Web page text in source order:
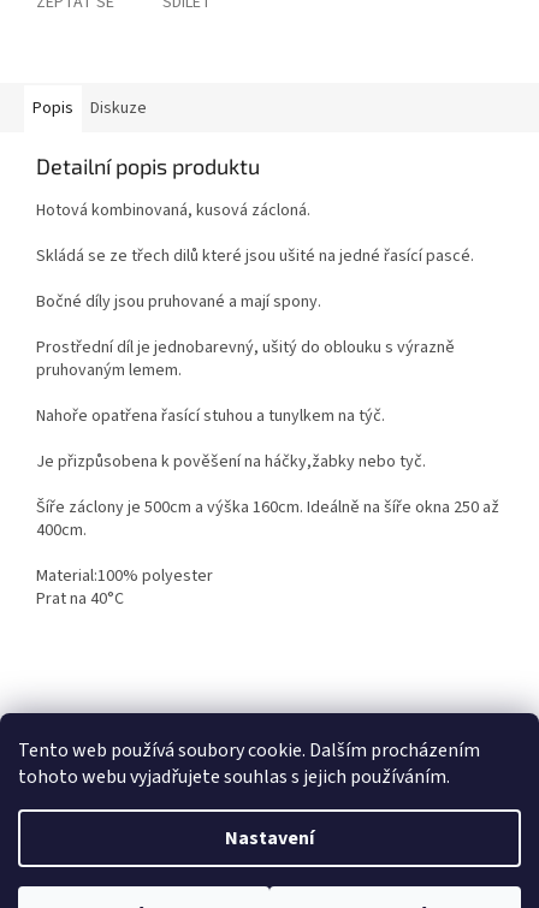
Tento web používá soubory cookie. Dalším procházením
tohoto webu vyjadřujete souhlas s jejich používáním.
Nastavení
Popis Diskuze
Detailní popis produktu
Hotová kombinovaná, kusová zácloná.
Skládá se ze třech dilů které jsou ušité na jedné řasící pascé.
Bočné díly jsou pruhované a mají spony.
Prostřední díl je jednobarevný, ušitý do oblouku s výrazně
pruhovaným lemem.
Nahoře opatřena řasící stuhou a tunylkem na týč.
Je přizpůsobena k pověšení na háčky,žabky nebo tyč.
Šíře záclony je 500cm a výška 160cm. Ideálně na šíře okna 250 až
400cm.
Material:100% polyester
Prat na 40°C
á
Vytvořil Shoptet